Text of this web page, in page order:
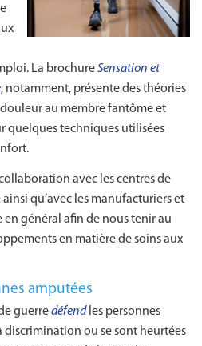
La brochureSensation et
, notamment, présente des théories
au membre fantôme et
quelques techniques utilisées
avec les centres de
qu’avec les manufacturiers et
en général afin de nous tenir au
en matière de soins aux
amputées
guerredéfendles personnes
ou se sont heurtées